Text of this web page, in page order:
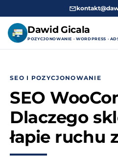
Dawid Gicala
POZYCJONOWANIE · WORDPRESS ·
treściSEO I POZYCJONOWANIE
SEO
Dlaczego
łapie ruchu